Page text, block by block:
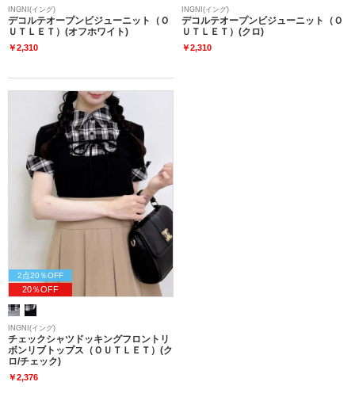
INGNI(イング)
デコルテオープンビジューニット（Ｏ
ＵＴＬＥＴ）(オフホワイト)
￥2,310
INGNI(イング)
デコルテオープンビジューニット（Ｏ
ＵＴＬＥＴ）(クロ)
￥2,310
2点20％OFF
20％OFF
INGNI(イング)
チェックシャツドッキングフロントリ
ボンリブトップス（ＯＵＴＬＥＴ）(ク
ロ/チェック)
￥2,376